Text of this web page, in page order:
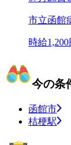
市立函館
時給1,200
今の条
函館市
桔梗駅